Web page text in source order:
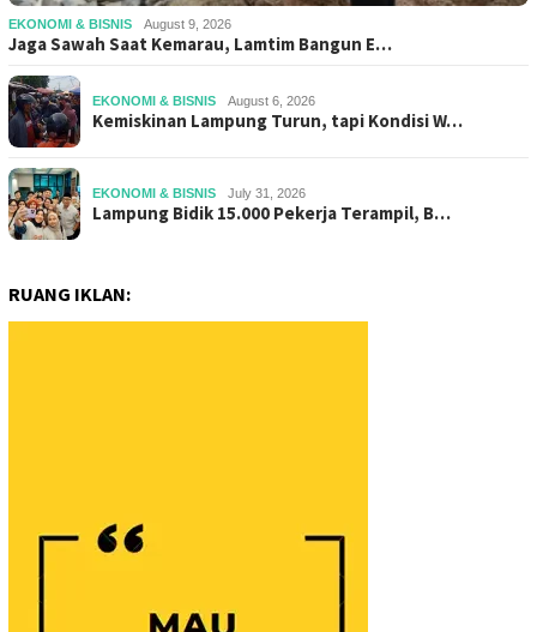
EKONOMI & BISNIS August 9, 2026
Jaga Sawah Saat Kemarau, Lamtim Bangun E…
EKONOMI & BISNIS August 6, 2026
Kemiskinan Lampung Turun, tapi Kondisi W…
EKONOMI & BISNIS July 31, 2026
Lampung Bidik 15.000 Pekerja Terampil, B…
RUANG IKLAN: